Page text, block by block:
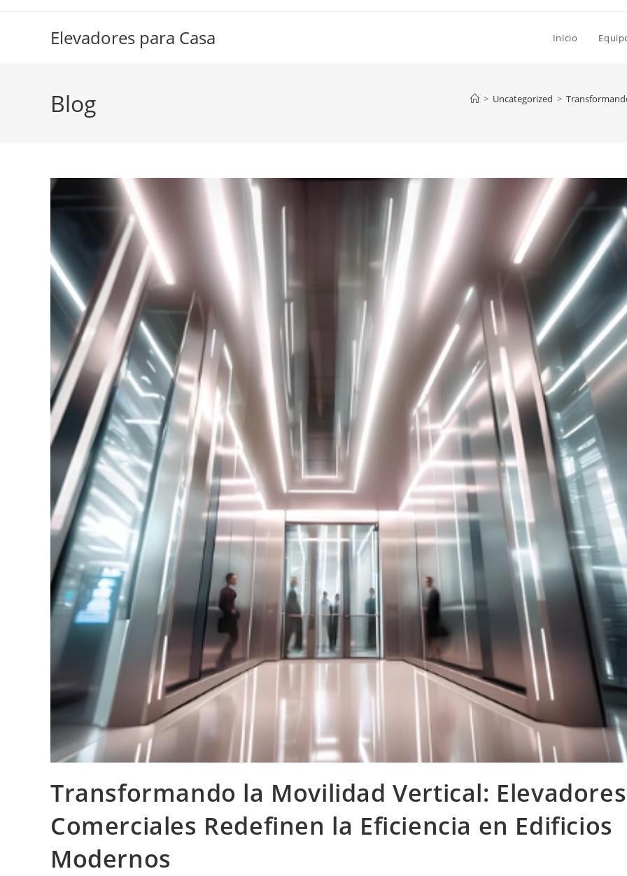
Elevadores para Casa Inicio
Blog > Uncategorized >
Transformando la Movilidad Vertical: Elevadores
Comerciales Redefinen la Eficiencia en Edificios
Modernos